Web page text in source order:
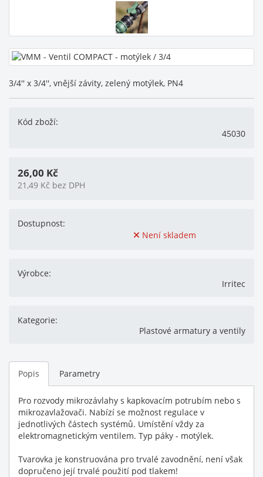
3/4'' x 3/4'', vnější závity, zelený motýlek, PN4
Kód zboží:
45030
26,00 Kč
21,49 Kč bez DPH
Dostupnost:
Není skladem
Výrobce:
Irritec
Kategorie:
Plastové armatury a ventily
Popis Parametry
Pro rozvody mikrozávlahy s kapkovacím potrubím nebo s
mikrozavlažovači. Nabízí se možnost regulace v
jednotlivých částech systémů. Umístění vždy za
elektromagnetickým ventilem. Typ páky - motýlek.
Tvarovka je konstruována pro trvalé zavodnění, není však
dopručeno její trvalé použití pod tlakem!